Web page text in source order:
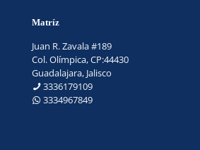
Matríz
Juan R. Zavala #189
Col. Olímpica, CP:44430
Guadalajara, Jalisco
3336179109
3334967849